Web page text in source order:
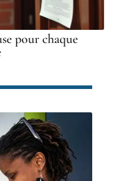
pour chaque